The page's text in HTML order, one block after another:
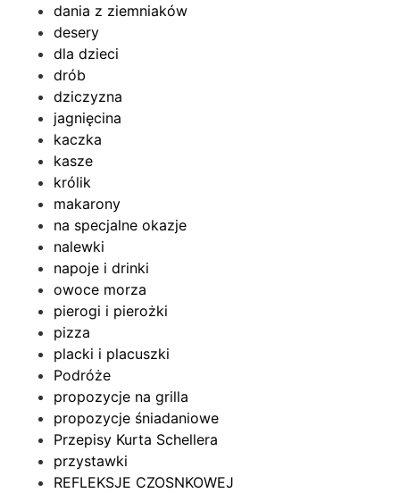
dania z ziemniaków
desery
dla dzieci
drób
dziczyzna
jagnięcina
kaczka
kasze
królik
makarony
na specjalne okazje
nalewki
napoje i drinki
owoce morza
pierogi i pierożki
pizza
placki i placuszki
Podróże
propozycje na grilla
propozycje śniadaniowe
Przepisy Kurta Schellera
przystawki
REFLEKSJE CZOSNKOWEJ